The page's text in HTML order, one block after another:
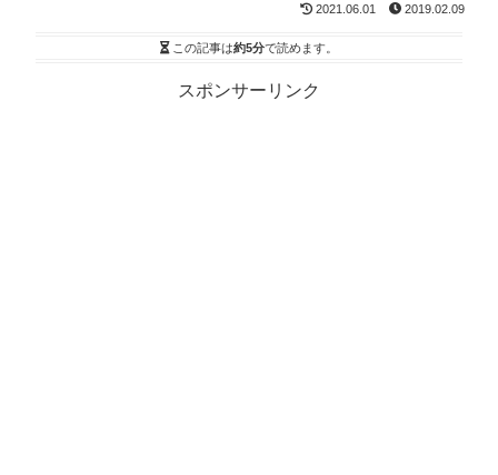
2021.06.01 2019.02.09
この記事は約5分で読めます。
スポンサーリンク